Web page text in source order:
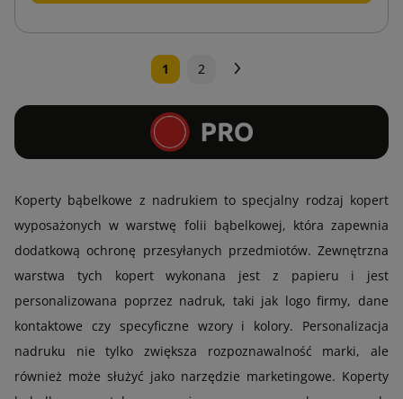
1 2
Koperty bąbelkowe z nadrukiem to specjalny rodzaj kopert
wyposażonych w warstwę folii bąbelkowej, która zapewnia
dodatkową ochronę przesyłanych przedmiotów. Zewnętrzna
warstwa tych kopert wykonana jest z papieru i jest
personalizowana poprzez nadruk, taki jak logo firmy, dane
kontaktowe czy specyficzne wzory i kolory. Personalizacja
nadruku nie tylko zwiększa rozpoznawalność marki, ale
również może służyć jako narzędzie marketingowe. Koperty